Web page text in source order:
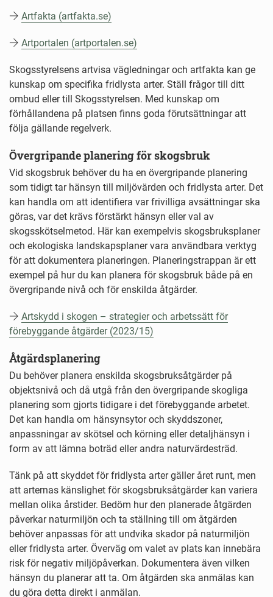
Artfakta (artfakta.se)
Artportalen (artportalen.se)
Skogsstyrelsens artvisa vägledningar och artfakta kan ge
kunskap om specifika fridlysta arter. Ställ frågor till ditt
ombud eller till Skogsstyrelsen. Med kunskap om
förhållandena på platsen finns goda förutsättningar att
följa gällande regelverk.
Övergripande planering för skogsbruk
Vid skogsbruk behöver du ha en övergripande planering
som tidigt tar hänsyn till miljövärden och fridlysta arter. Det
kan handla om att identifiera var frivilliga avsättningar ska
göras, var det krävs förstärkt hänsyn eller val av
skogsskötselmetod. Här kan exempelvis skogsbruksplaner
och ekologiska landskapsplaner vara användbara verktyg
för att dokumentera planeringen. Planeringstrappan är ett
exempel på hur du kan planera för skogsbruk både på en
övergripande nivå och för enskilda åtgärder.
Artskydd i skogen – strategier och arbetssätt för
förebyggande åtgärder (2023/15)
Åtgärdsplanering
Du behöver planera enskilda skogsbruksåtgärder på
objektsnivå och då utgå från den övergripande skogliga
planering som gjorts tidigare i det förebyggande arbetet.
Det kan handla om hänsynsytor och skyddszoner,
anpassningar av skötsel och körning eller detaljhänsyn i
form av att lämna boträd eller andra naturvärdesträd.
Tänk på att skyddet för fridlysta arter gäller året runt, men
att arternas känslighet för skogsbruksåtgärder kan variera
mellan olika årstider. Bedöm hur den planerade åtgärden
påverkar naturmiljön och ta ställning till om åtgärden
behöver anpassas för att undvika skador på naturmiljön
eller fridlysta arter. Överväg om valet av plats kan innebära
risk för negativ miljöpåverkan. Dokumentera även vilken
hänsyn du planerar att ta. Om åtgärden ska anmälas kan
du göra detta direkt i anmälan.